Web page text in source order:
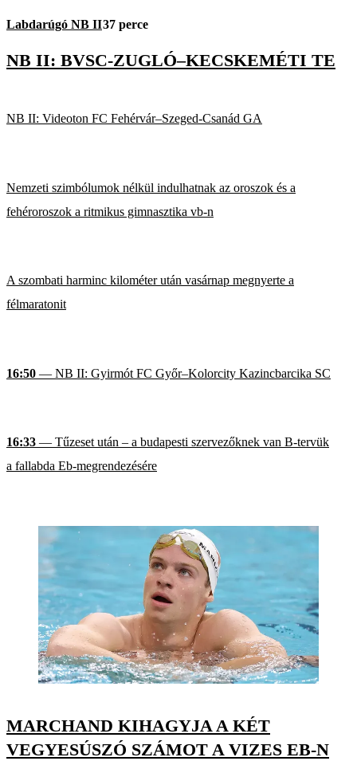
Labdarúgó NB II37 perce
NB II: BVSC-ZUGLÓ–KECSKEMÉTI TE
NB II: Videoton FC Fehérvár–Szeged-Csanád GA
Nemzeti szimbólumok nélkül indulhatnak az oroszok és a
fehéroroszok a ritmikus gimnasztika vb-n
A szombati harminc kilométer után vasárnap megnyerte a
félmaratonit
16:50 — NB II: Gyirmót FC Győr–Kolorcity Kazincbarcika SC
16:33 — Tűzeset után – a budapesti szervezőknek van B-tervük
a fallabda Eb-megrendezésére
MARCHAND KIHAGYJA A KÉT
VEGYESÚSZÓ SZÁMOT A VIZES EB-N